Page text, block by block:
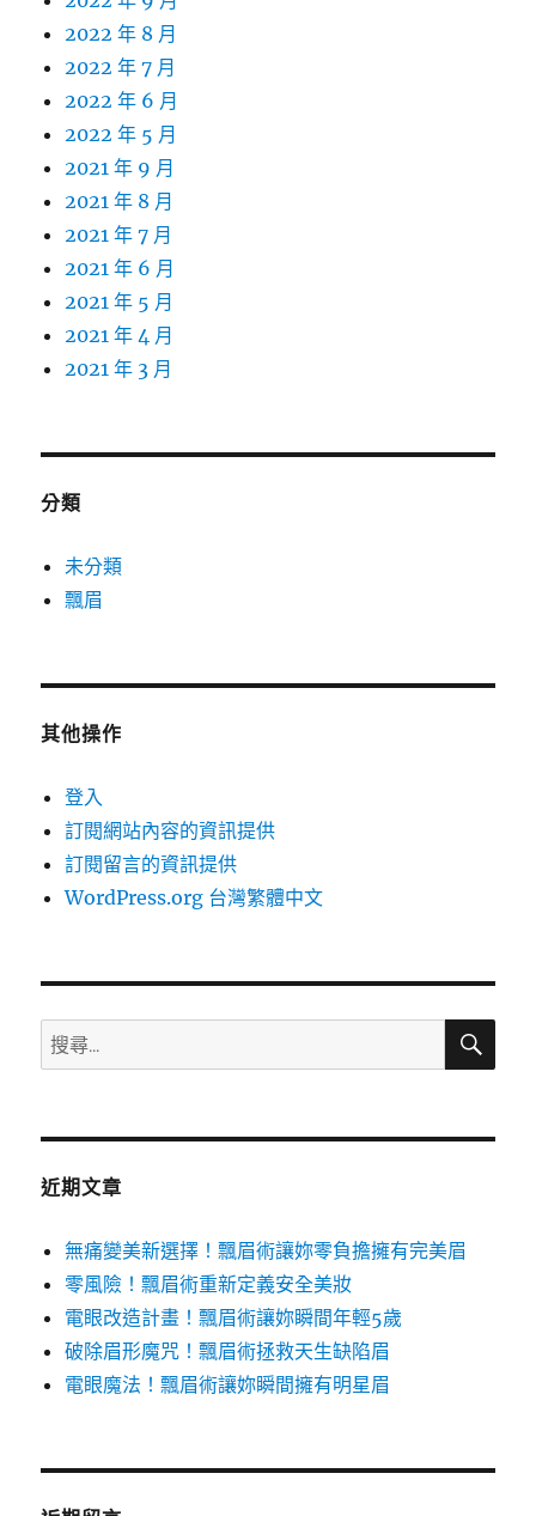
2022 年 8 月
2022 年 7 月
2022 年 6 月
2022 年 5 月
2021 年 9 月
2021 年 8 月
2021 年 7 月
2021 年 6 月
2021 年 5 月
2021 年 4 月
2021 年 3 月
分類
未分類
飄眉
其他操作
登入
訂閱網站內容的資訊提供
訂閱留言的資訊提供
WordPress.org 台灣繁體中文
搜
尋
鍵
搜
近期文章
無痛變美新選擇！飄眉術讓妳零負擔擁有完美眉
零風險！飄眉術重新定義安全美妝
電眼改造計畫！飄眉術讓妳瞬間年輕5歲
破除眉形魔咒！飄眉術拯救天生缺陷眉
電眼魔法！飄眉術讓妳瞬間擁有明星眉